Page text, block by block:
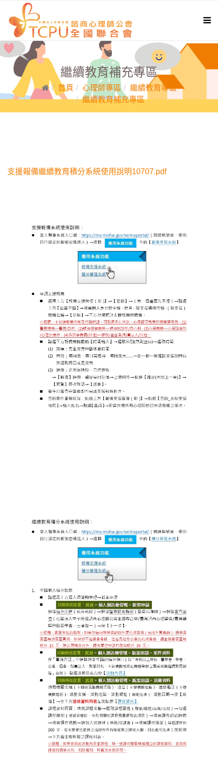
繼續教育補充專區
首頁 心理師專區
繼續教育專區
繼續教育補充專區
支援報備繼續教育積分系統使用說明10707.pdf